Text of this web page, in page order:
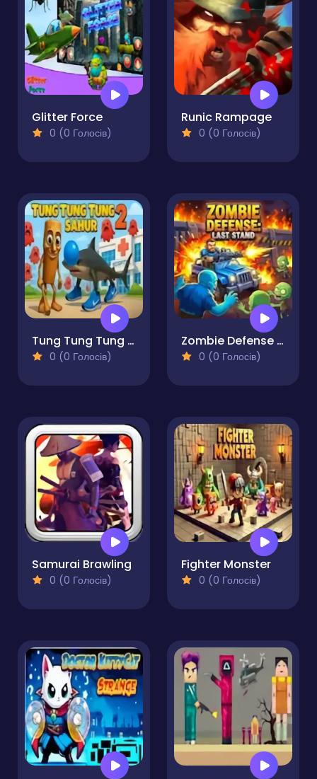
Glitter Force
0 (0 Голосів)
Runic Rampage
0 (0 Голосів)
Tung Tung Tung Sahur 2
0 (0 Голосів)
Zombie Defense - Last Stand
0 (0 Голосів)
Samurai Brawling
0 (0 Голосів)
Fighter Monster
0 (0 Голосів)